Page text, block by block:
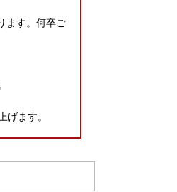
ます。何卒ご
ます。